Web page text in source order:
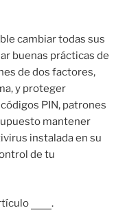
cambiar todas sus
buenas prácticas de
de dos factores,
y proteger
PIN, patrones
mantener
instalada en su
de tu
.